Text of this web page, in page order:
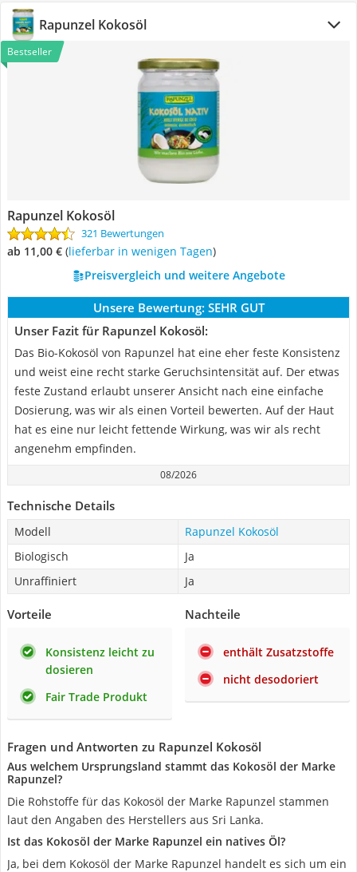
Rapunzel Kokosöl
Bestseller
Rapunzel Kokosöl
321 Bewertungen
ab 11,00 € ( Lieferbar in wenigen Tagen)
Preisvergleich und weitere Angebote
Unsere Bewertung: SEHR GUT
Unser Fazit für Rapunzel Kokosöl:
Das Bio-Kokosöl von Rapunzel hat eine eher feste Konsistenz
und weist eine recht starke Geruchsintensität auf. Der etwas
feste Zustand erlaubt unserer Ansicht nach eine einfache
Dosierung, was wir als einen Vorteil bewerten. Auf der Haut
hat es eine nur leicht fettende Wirkung, was wir als recht
angenehm empfinden.
08/2026
Technische Details
Modell
Rapunzel Kokosöl
Biologisch
Ja
Unraffiniert
Ja
Vorteile
Konsistenz leicht zu
dosieren
Fair Trade Produkt
Nachteile
enthält Zusatzstoffe
nicht desodoriert
Fragen und Antworten zu Rapunzel Kokosöl
Aus welchem Ursprungsland stammt das Kokosöl der Marke
Rapunzel?
Die Rohstoffe für das Kokosöl der Marke Rapunzel stammen
laut den Angaben des Herstellers aus Sri Lanka.
Ist das Kokosöl der Marke Rapunzel ein natives Öl?
Ja, bei dem Kokosöl der Marke Rapunzel handelt es sich um ein